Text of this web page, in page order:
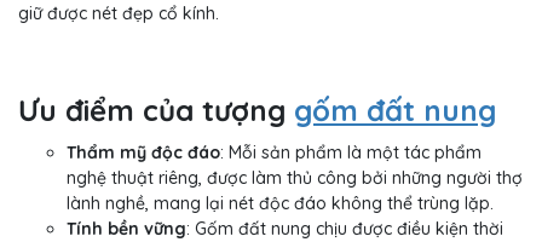
giữ được nét đẹp cổ kính.
Ưu điểm của tượng gốm đất nung
Thẩm mỹ độc đáo: Mỗi sản phẩm là một tác phẩm
nghệ thuật riêng, được làm thủ công bởi những người thợ
lành nghề, mang lại nét độc đáo không thể trùng lặp.
Tính bền vững: Gốm đất nung chịu được điều kiện thời